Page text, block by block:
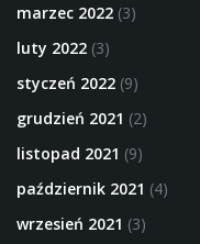
marzec 2022 (3)
luty 2022 (3)
styczeń 2022 (9)
grudzień 2021 (2)
listopad 2021 (9)
październik 2021 (4)
wrzesień 2021 (3)